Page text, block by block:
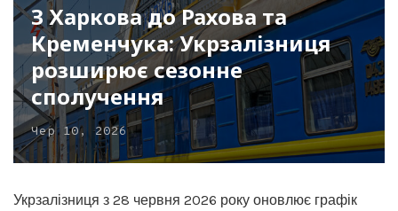
З Харкова до Рахова та
Кременчука: Укрзалізниця
розширює сезонне
сполучення
Чер 10, 2026
Укрзалізниця з 28 червня 2026 року оновлює графік